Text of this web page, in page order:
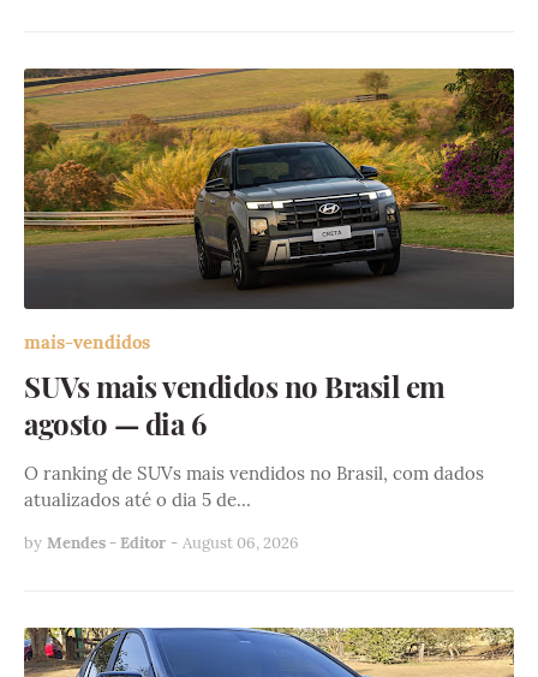
mais-vendidos
SUVs mais vendidos no Brasil em
agosto — dia 6
O ranking de SUVs mais vendidos no Brasil, com dados
atualizados até o dia 5 de…
by Mendes - Editor - August 06, 2026